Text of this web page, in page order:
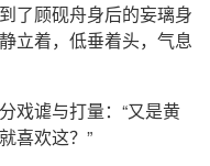
了顾砚舟身后的妄璃身
立着，低垂着头，气息
戏谑与打量：“又是黄
欢这？”